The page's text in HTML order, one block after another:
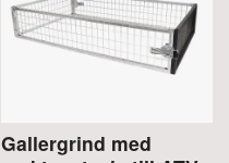
Gallergrind med